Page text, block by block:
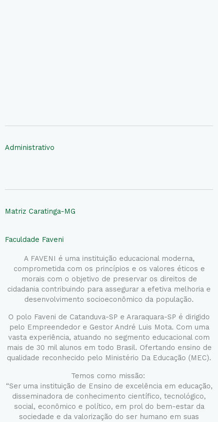
Administrativo
Matriz Caratinga-MG
Faculdade Faveni
A FAVENI é uma instituição educacional moderna,
comprometida com os princípios e os valores éticos e
morais com o objetivo de preservar os direitos de
cidadania contribuindo para assegurar a efetiva melhoria e
desenvolvimento socioeconômico da população.
O polo Faveni de Catanduva-SP e Araraquara-SP é dirigido
pelo Empreendedor e Gestor André Luis Mota. Com uma
vasta experiência, atuando no segmento educacional com
mais de 30 mil alunos em todo Brasil. Ofertando ensino de
qualidade reconhecido pelo Ministério Da Educação (MEC).
Temos como missão:
“Ser uma instituição de Ensino de excelência em educação,
disseminadora de conhecimento científico, tecnológico,
social, econômico e político, em prol do bem-estar da
sociedade e da valorização do ser humano em suas